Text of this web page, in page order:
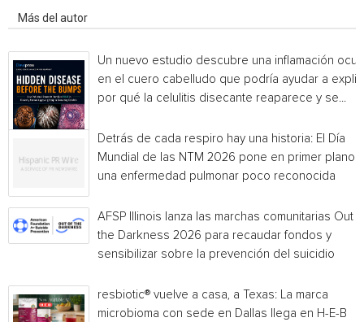
Más del autor
Un nuevo estudio descubre una inflamación
en el cuero cabelludo que podría ayudar a
por qué la celulitis disecante reaparece y se...
Detrás de cada respiro hay una historia: El Día
Mundial de las NTM 2026 pone en primer plano
una enfermedad pulmonar poco reconocida
AFSP Illinois lanza las marchas comunitarias Out
the Darkness 2026 para recaudar fondos y
sensibilizar sobre la prevención del suicidio
resbiotic® vuelve a casa, a Texas: La marca
microbioma con sede en Dallas llega en H-E-B